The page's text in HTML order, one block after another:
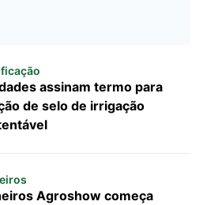
assinam termo para
de selo de irrigação
Agroshow começa